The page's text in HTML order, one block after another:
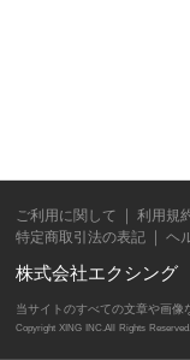
ご利用に関して 利用規
特定商取引法の表記
ヘ
株式会社エクシング
当サイトのすべての文章や画
Copyright XING INC.All Rights Reserved.